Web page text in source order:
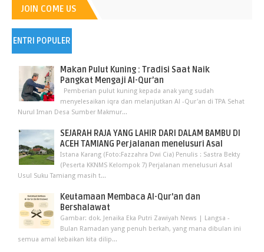
JOIN COME US
ENTRI POPULER
Makan Pulut Kuning : Tradisi Saat Naik
Pangkat Mengaji Al-Qur’an
Pemberian pulut kuning kepada anak yang sudah
menyelesaikan iqra dan melanjutkan Al -Qur'an di TPA Sehat
Nurul Iman Desa Sumber Makmur...
SEJARAH RAJA YANG LAHIR DARI DALAM BAMBU DI
ACEH TAMIANG Perjalanan menelusuri Asal
Istana Karang (Foto:Fazzahra Dwi Cia) Penulis : Sastra Bekty
(Peserta KKNMS Kelompok 7) Perjalanan menelusuri Asal
Usul Suku Tamiang masih t...
Keutamaan Membaca Al-Qur'an dan
Bershalawat
Gambar: dok. Jenaika Eka Putri Zawiyah News | Langsa -
Bulan Ramadan yang penuh berkah, yang mana dibulan ini
semua amal kebaikan kita dilip...